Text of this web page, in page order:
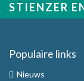
STIENZER
Populaire links
Nieuws